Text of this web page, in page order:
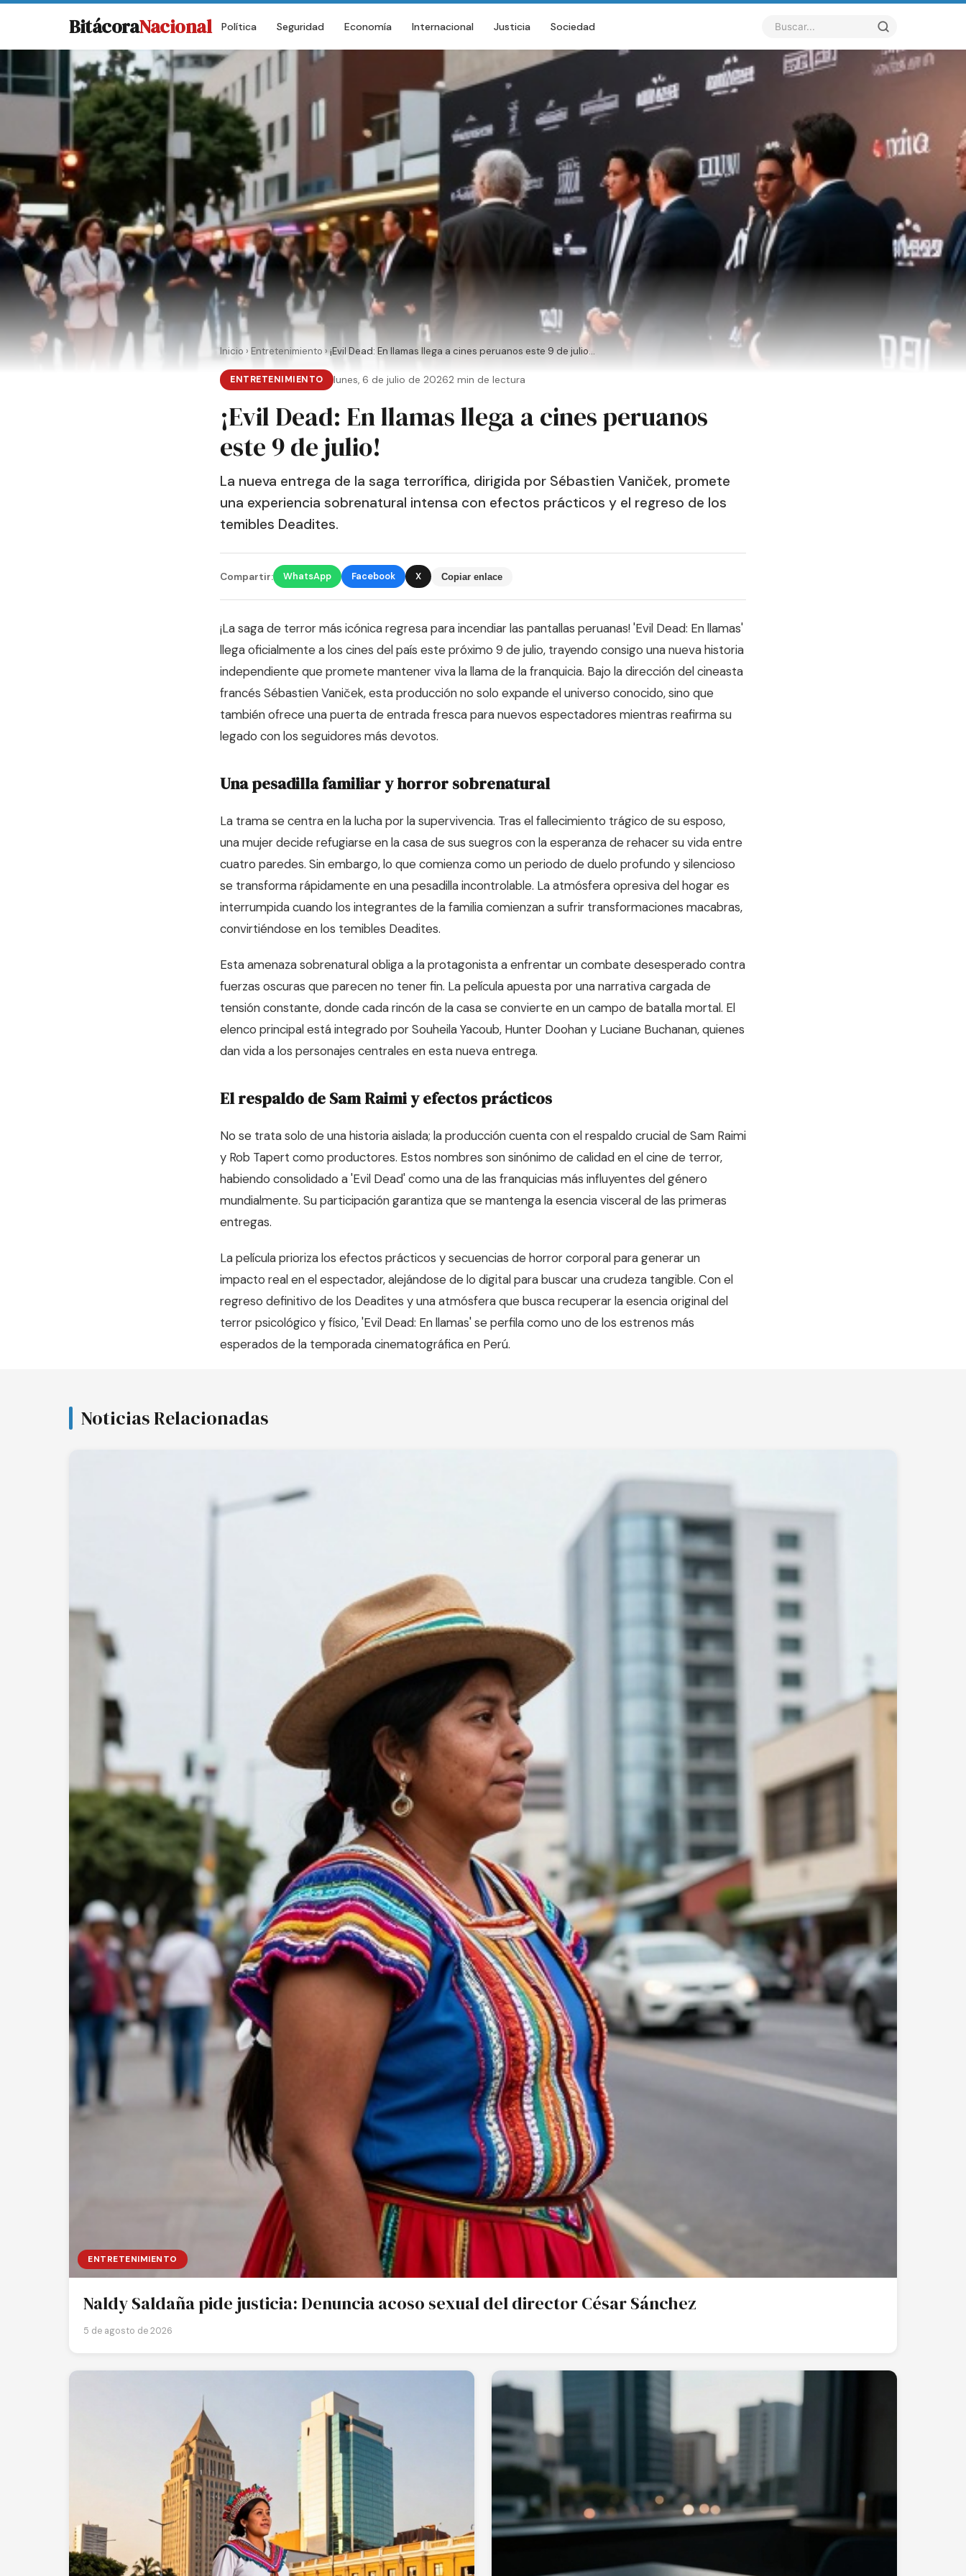
BitácoraNacional Política Seguridad Economía Internacional Justicia Sociedad
Inicio › Entretenimiento ›¡Evil Dead: En llamas llega a cines peruanos este 9 de julio...
ENTRETENIMIENTO lunes, 6 de julio de 20262 min de lectura
¡Evil Dead: En llamas llega a cines peruanos
este 9 de julio!
La nueva entrega de la saga terrorífica, dirigida por Sébastien Vaniček, promete
una experiencia sobrenatural intensa con efectos prácticos y el regreso de los
temibles Deadites.
Compartir: WhatsApp Facebook X Copiar enlace
¡La saga de terror más icónica regresa para incendiar las pantallas peruanas! 'Evil Dead: En llamas'
llega oficialmente a los cines del país este próximo 9 de julio, trayendo consigo una nueva historia
independiente que promete mantener viva la llama de la franquicia. Bajo la dirección del cineasta
francés Sébastien Vaniček, esta producción no solo expande el universo conocido, sino que
también ofrece una puerta de entrada fresca para nuevos espectadores mientras reafirma su
legado con los seguidores más devotos.
Una pesadilla familiar y horror sobrenatural
La trama se centra en la lucha por la supervivencia. Tras el fallecimiento trágico de su esposo,
una mujer decide refugiarse en la casa de sus suegros con la esperanza de rehacer su vida entre
cuatro paredes. Sin embargo, lo que comienza como un periodo de duelo profundo y silencioso
se transforma rápidamente en una pesadilla incontrolable. La atmósfera opresiva del hogar es
interrumpida cuando los integrantes de la familia comienzan a sufrir transformaciones macabras,
convirtiéndose en los temibles Deadites.
Esta amenaza sobrenatural obliga a la protagonista a enfrentar un combate desesperado contra
fuerzas oscuras que parecen no tener fin. La película apuesta por una narrativa cargada de
tensión constante, donde cada rincón de la casa se convierte en un campo de batalla mortal. El
elenco principal está integrado por Souheila Yacoub, Hunter Doohan y Luciane Buchanan, quienes
dan vida a los personajes centrales en esta nueva entrega.
El respaldo de Sam Raimi y efectos prácticos
No se trata solo de una historia aislada; la producción cuenta con el respaldo crucial de Sam Raimi
y Rob Tapert como productores. Estos nombres son sinónimo de calidad en el cine de terror,
habiendo consolidado a 'Evil Dead' como una de las franquicias más influyentes del género
mundialmente. Su participación garantiza que se mantenga la esencia visceral de las primeras
entregas.
La película prioriza los efectos prácticos y secuencias de horror corporal para generar un
impacto real en el espectador, alejándose de lo digital para buscar una crudeza tangible. Con el
regreso definitivo de los Deadites y una atmósfera que busca recuperar la esencia original del
terror psicológico y físico, 'Evil Dead: En llamas' se perfila como uno de los estrenos más
esperados de la temporada cinematográfica en Perú.
Noticias Relacionadas
ENTRETENIMIENTO
Naldy Saldaña pide justicia: Denuncia acoso sexual del director César Sánchez
5 de agosto de 2026